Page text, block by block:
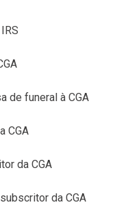
de funeral à CGA
CGA
da CGA
da CGA